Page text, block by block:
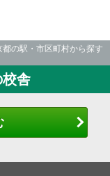
都の駅・市区町村から探す
舎